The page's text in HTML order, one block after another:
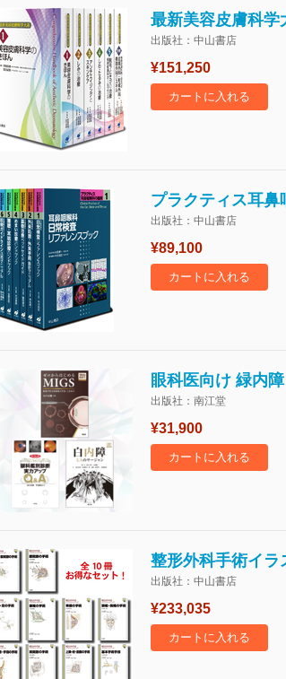
最新美容皮膚科学
出版社：中山書店
¥151,250
カートに入れる
プラクティス耳
出版社：中山書店
¥89,100
カートに入れる
眼科医向け 緑内
出版社：南江堂
¥31,900
カートに入れる
整形外科手術イ
出版社：中山書店
¥233,035
カートに入れる